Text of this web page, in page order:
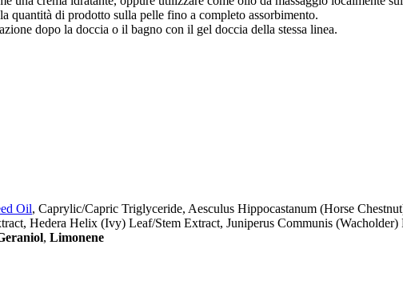
quantità di prodotto sulla pelle fino a completo assorbimento.
dopo la doccia o il bagno con il gel doccia della stessa linea.
Oil, Caprylic/Capric Triglyceride, Aesculus Hippocastanum (Horse
Hedera Helix (Ivy) Leaf/Stem Extract, Juniperus Communis
, Limonene